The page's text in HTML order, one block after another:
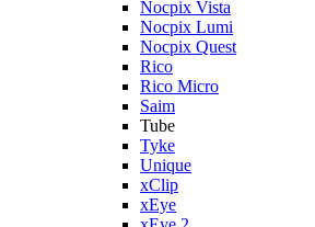
Nocpix Vista
Nocpix Lumi
Nocpix Quest
Rico
Rico Micro
Saim
Tube
Tyke
Unique
xClip
xEye